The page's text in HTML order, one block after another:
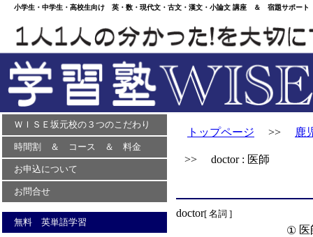
小学生・中学生・高校生向け 英・数・現代文・古文・漢文・小論文 講座 ＆ 宿題サポー
ＷＩＳＥ坂元校の３つのこだわり
時間割 ＆ コース ＆ 料金
お申込について
お問合せ
無料 英単語学習
トップページ >> 鹿
>> doctor : 医師
doctor[ 名詞 ]
① 医